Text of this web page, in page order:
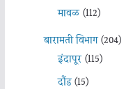
मावळ(112)
बारामती विभाग(204)
इंदापूर(115)
दौंड(15)